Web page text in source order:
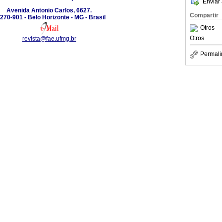
Compartir
Otros
Otros
Avenida Antonio Carlos, 6627.
901 - Belo Horizonte - MG - Brasil
revista@fae.ufmg.br